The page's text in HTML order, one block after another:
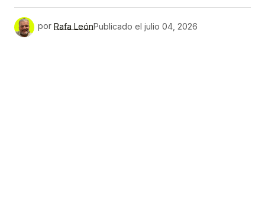
por Rafa LeónPublicado el julio 04, 2026